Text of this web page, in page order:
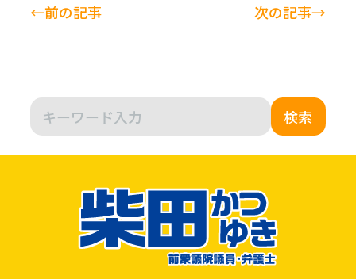
←前の記事 次の記事→
検索